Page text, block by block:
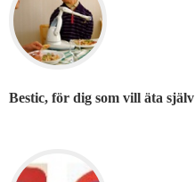
Bestic, för dig som vill äta själv